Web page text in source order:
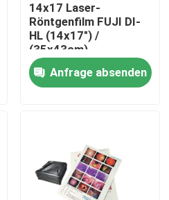
14x17 Laser-
Röntgenfilm FUJI DI-
HL (14x17") /
(35x43cm)
Medizinischer
Laserfilm Fuji
Trockenfilm
Anfrage absenden